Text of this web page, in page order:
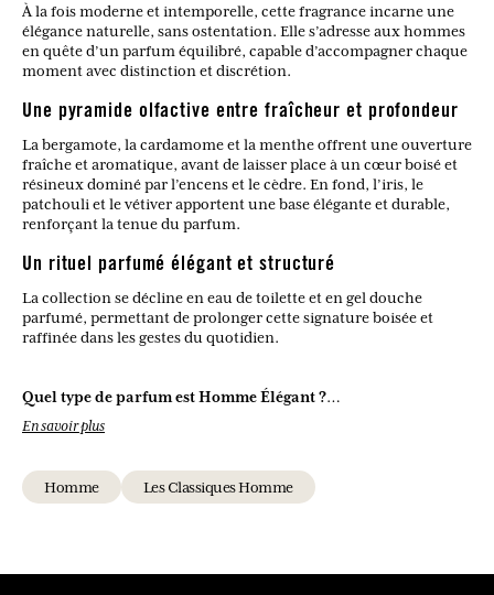
À la fois moderne et intemporelle, cette fragrance incarne une
élégance naturelle, sans ostentation. Elle s’adresse aux hommes
en quête d’un parfum équilibré, capable d’accompagner chaque
moment avec distinction et discrétion.
Une pyramide olfactive entre fraîcheur et profondeur
La bergamote, la cardamome et la menthe offrent une ouverture
fraîche et aromatique, avant de laisser place à un cœur boisé et
résineux dominé par l’encens et le cèdre. En fond, l’iris, le
patchouli et le vétiver apportent une base élégante et durable,
renforçant la tenue du parfum.
Un rituel parfumé élégant et structuré
La collection se décline en eau de toilette et en gel douche
parfumé, permettant de prolonger cette signature boisée et
raffinée dans les gestes du quotidien.
Quel type de parfum est Homme Élégant ?
C’est une eau de toilette boisée et épicée, élégante et équilibrée.
L’encens, le cèdre et le vétiver structurent le parfum, soutenus
par une ouverture fraîche de bergamote et de menthe.
discrète et intemporelle.
En savoir plus
Homme Les Classiques Homme